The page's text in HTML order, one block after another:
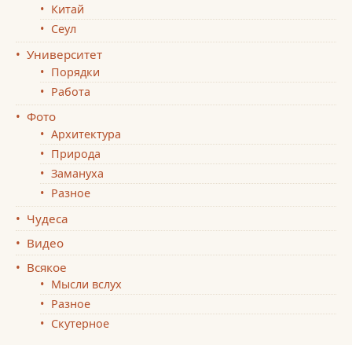
Китай
Сеул
Университет
Порядки
Работа
Фото
Архитектура
Природа
Замануха
Разное
Чудеса
Видео
Всякое
Мысли вслух
Разное
Скутерное